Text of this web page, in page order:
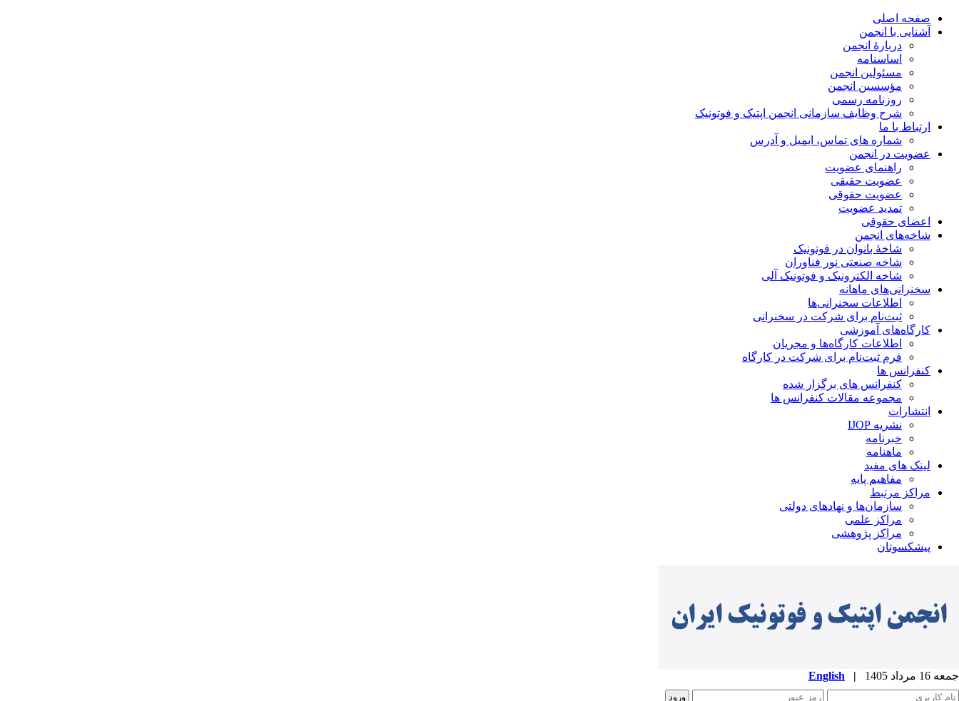
صفحه اصلی
آشنایی با انجمن
دربارۀ انجمن
اساسنامه
مسئولین انجمن
مؤسسین انجمن
روزنامه رسمی
شرح وظایف سازمانی انجمن اپتیک و فوتونیک
ارتباط با ما
شماره های تماس، ایمیل و آدرس
عضویت در انجمن
راهنمای عضویت
عضویت حقیقی
عضویت حقوقی
تمدید عضویت
اعضای حقوقی
شاخه‌های انجمن
شاخۀ بانوان در فوتونیک
شاخه صنعتی نور فناوران
شاخه‌ الکترونیک و فوتونیک آلی
سخنرانی‌های ماهانه
اطلاعات سخنرانی‌‌ها
ثبت‌نام برای شرکت در سخنرانی
کارگاه‌های آموزشی
اطلاعات کارگاه‌ها و مجریان
فرم ثبت‌نام برای شرکت در کارگاه
کنفرانس ها
کنفرانس های برگزار شده
مجموعه مقالات کنفرانس ها
انتشارات
نشریه IJOP
خبرنامه
ماهنامه
لینک های مفید
مفاهیم پایه
مراکز مرتبط
سازمان‌ها و نهادهای دولتی
مراکز علمی
مراکز پژوهشی
پیشکسوتان
جمعه 16 مرداد 1405 |
English